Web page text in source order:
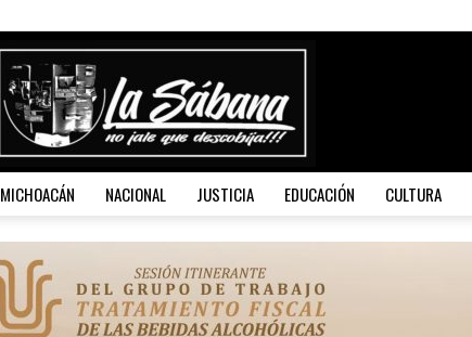
MICHOACÁN NACIONAL JUSTICIA EDUCACIÓN CULTURA